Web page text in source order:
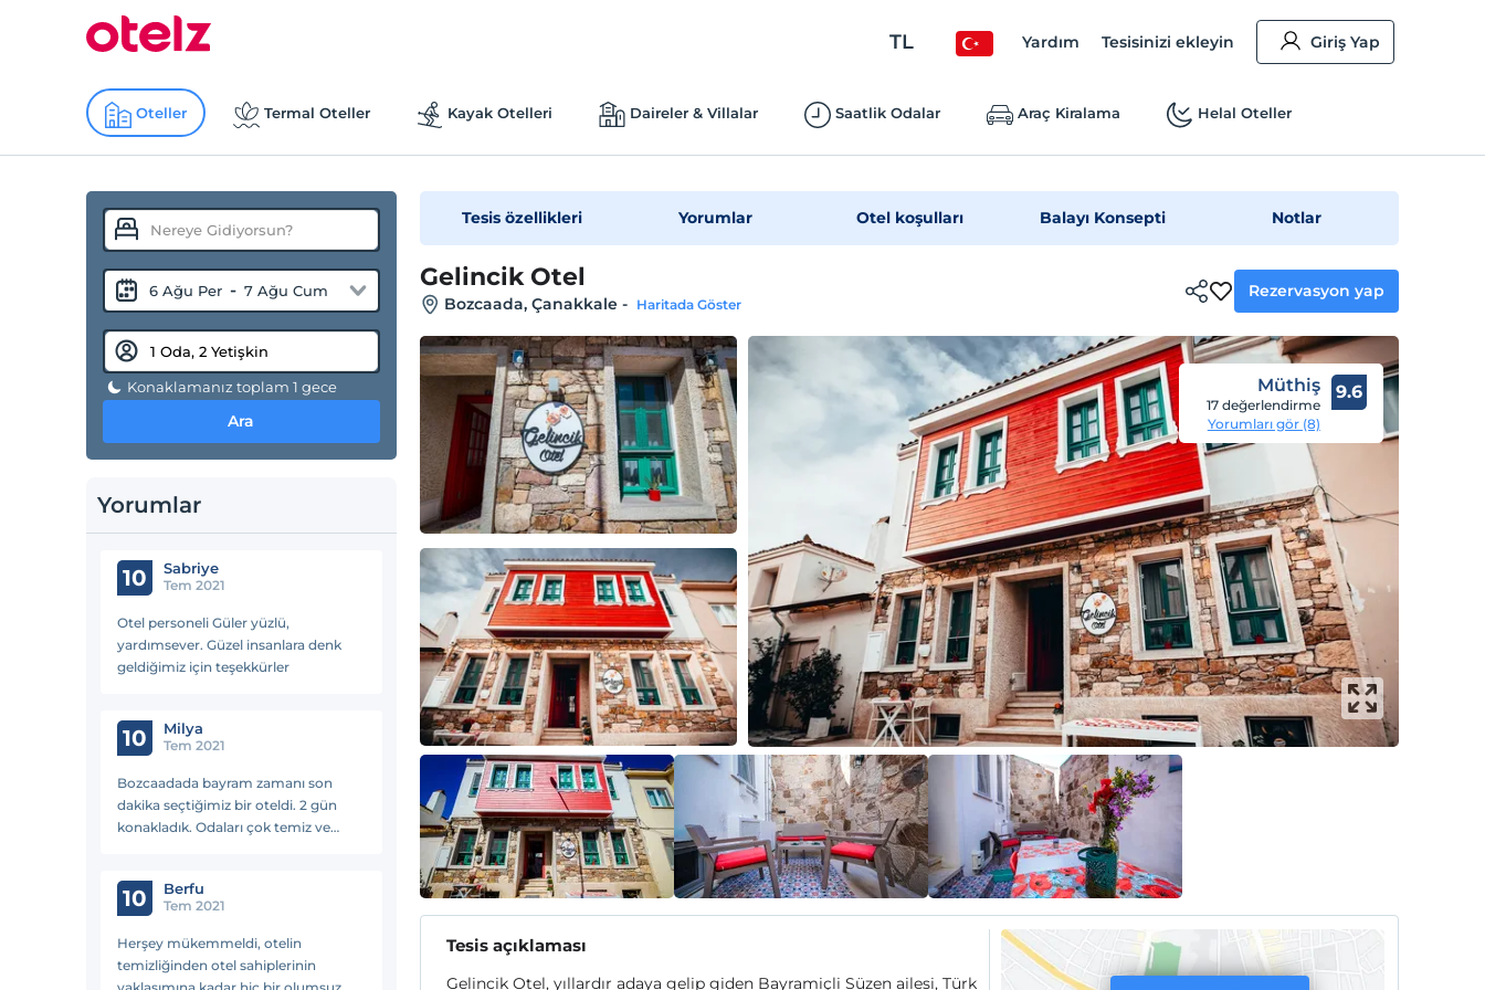
TL Yardım Tesisinizi ekleyin Giriş Yap
Oteller Termal Oteller Kayak Otelleri Daireler & Villalar Saatlik Odalar Araç Kiralama Helal Oteller
6 Ağu Per - 7 Ağu Cum
Konaklamanız toplam 1 gece
Ara
Yorumlar
10 Sabriye
Tem 2021
Otel personeli Güler yüzlü,
yardımsever. Güzel insanlara denk
geldiğimiz için teşekkürler
10 Milya
Tem 2021
Bozcaadada bayram zamanı son
dakika seçtiğimiz bir oteldi. 2 gün
konakladık. Odaları çok temiz ve
samimilerdi. İlk girdiğimiz andan
itibaren dostane yaklaşımları
samimiyetleri olsun, bayramda tatlı
yapıp ikram etmelerine kadar her şey
mükemmeldi. Her zaman gittiğimiz
10 Berfu
Tem 2021
Herşey mükemmeldi, otelin
temizliğinden otel sahiplerinin
Tesis özellikleri Yorumlar Otel koşulları Balayı Konsepti Notlar
Gelincik Otel
Bozcaada, Çanakkale- Haritada Göster
Rezervasyon yap
Müthiş
17 değerlendirme
Yorumları gör (8)
9.6
Tesis açıklaması
Gelincik Otel, yıllardır adaya gelip giden Bayramiçli Süzen ailesi, Türk